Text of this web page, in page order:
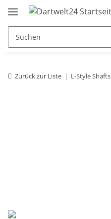
Zurück zur Liste L-Style Shafts